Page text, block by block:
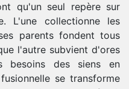
qu'un seul repère sur
L'une collectionne les
parents fondent tous
l'autre subvient d'ores
des siens en
se transforme